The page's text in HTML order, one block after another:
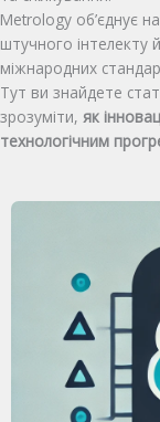
Metrology об’єднує
штучного інтелекту
міжнародних
Тут ви знайдете
зрозуміти, як
технологічним